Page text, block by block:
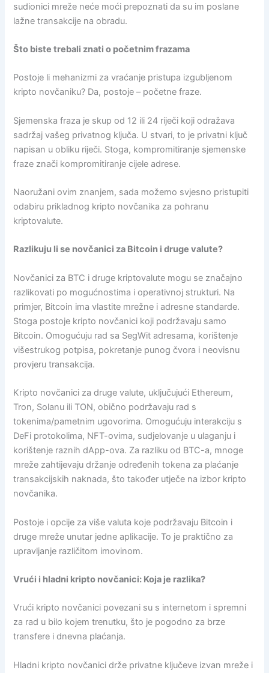
sudionici mreže neće moći prepoznati da su im poslane
lažne transakcije na obradu.
Što biste trebali znati o početnim frazama
Postoje li mehanizmi za vraćanje pristupa izgubljenom
kripto novčaniku? Da, postoje – početne fraze.
Sjemenska fraza je skup od 12 ili 24 riječi koji odražava
sadržaj vašeg privatnog ključa. U stvari, to je privatni ključ
napisan u obliku riječi. Stoga, kompromitiranje sjemenske
fraze znači kompromitiranje cijele adrese.
Naoružani ovim znanjem, sada možemo svjesno pristupiti
odabiru prikladnog kripto novčanika za pohranu
kriptovalute.
Razlikuju li se novčanici za Bitcoin i druge valute?
Novčanici za BTC i druge kriptovalute mogu se značajno
razlikovati po mogućnostima i operativnoj strukturi. Na
primjer, Bitcoin ima vlastite mrežne i adresne standarde.
Stoga postoje kripto novčanici koji podržavaju samo
Bitcoin. Omogućuju rad sa SegWit adresama, korištenje
višestrukog potpisa, pokretanje punog čvora i neovisnu
provjeru transakcija.
Kripto novčanici za druge valute, uključujući Ethereum,
Tron, Solanu ili TON, obično podržavaju rad s
tokenima/pametnim ugovorima. Omogućuju interakciju s
DeFi protokolima, NFT-ovima, sudjelovanje u ulaganju i
korištenje raznih dApp-ova. Za razliku od BTC-a, mnoge
mreže zahtijevaju držanje određenih tokena za plaćanje
transakcijskih naknada, što također utječe na izbor kripto
novčanika.
Postoje i opcije za više valuta koje podržavaju Bitcoin i
druge mreže unutar jedne aplikacije. To je praktično za
upravljanje različitom imovinom.
Vrući i hladni kripto novčanici: Koja je razlika?
Vrući kripto novčanici povezani su s internetom i spremni
za rad u bilo kojem trenutku, što je pogodno za brze
transfere i dnevna plaćanja.
Hladni kripto novčanici drže privatne ključeve izvan mreže i